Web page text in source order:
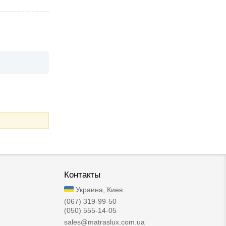
Контакты
Украина, Киев
(067) 319-99-50
(050) 555-14-05
sales@matraslux.com.ua